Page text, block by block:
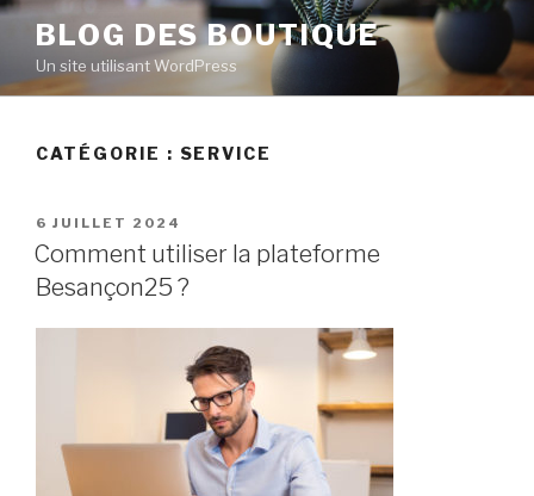
Aller
contenu
principal
BLOG DES BOUTIQUE
Un site utilisant WordPress
CATÉGORIE : SERVICE
PUBLIÉ
LE
6 JUILLET 2024
Comment utiliser la plateforme
Besançon25 ?